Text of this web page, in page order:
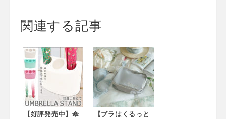
関連する記事
【好評発売中】傘
【ブラはくるっと